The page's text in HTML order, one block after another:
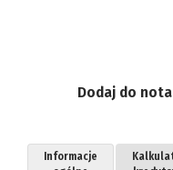
Dodaj do
Informacje